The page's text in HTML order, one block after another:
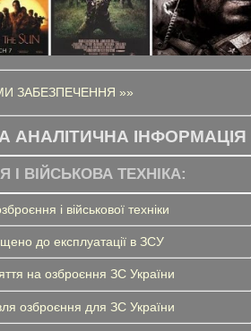
ЗАБЕЗПЕЧЕННЯ »»
АНАЛІТИЧНА ІНФОРМАЦІЯ
І ВІЙСЬКОВА ТЕХНІКА:
і військової техніки
до експлуатації в ЗСУ
на озброєння ЗС України
озброєння для ЗС України